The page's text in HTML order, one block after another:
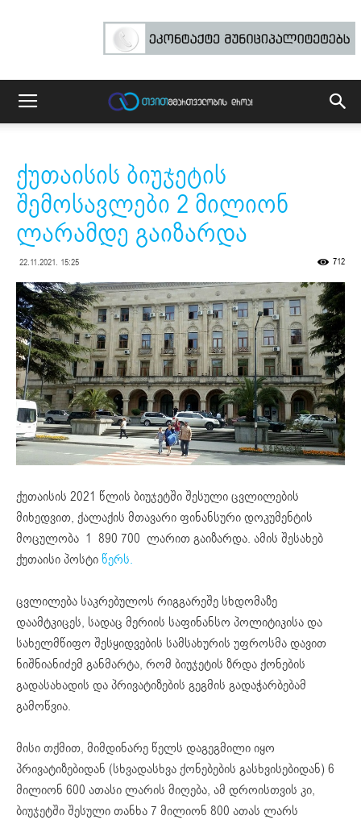
ქუთაისის ბიუჯეტის
შემოსავლები 2 მილიონ
ლარამდე გაიზარდა
22.11.2021. 15:25 712
ქუთაისის 2021 წლის ბიუჯეტში შესული ცვლილების
მიხედვით, ქალაქის მთავარი ფინანსური დოკუმენტის
მოცულობა 1 890 700 ლარით გაიზარდა. ამის შესახებ
ქუთაისი პოსტი წერს.
ცვლილება საკრებულოს რიგგარეშე სხდომაზე
დაამტკიცეს, სადაც მერიის საფინანსო პოლიტიკისა და
სახელმწიფო შესყიდვების სამსახურის უფროსმა დავით
ნიშნიანიძემ განმარტა, რომ ბიუჯეტის ზრდა ქონების
გადასახადის და პრივატიზების გეგმის გადაჭარბებამ
გამოწვია.
მისი თქმით, მიმდინარე წელს დაგეგმილი იყო
პრივატიზებიდან (სხვადასხვა ქონებების გასხვისებიდან) 6
მილიონ 600 ათასი ლარის მიღება, ამ დროისთვის კი,
ბიუჯეტში შესული თანხა 7 მილიონ 800 ათას ლარს